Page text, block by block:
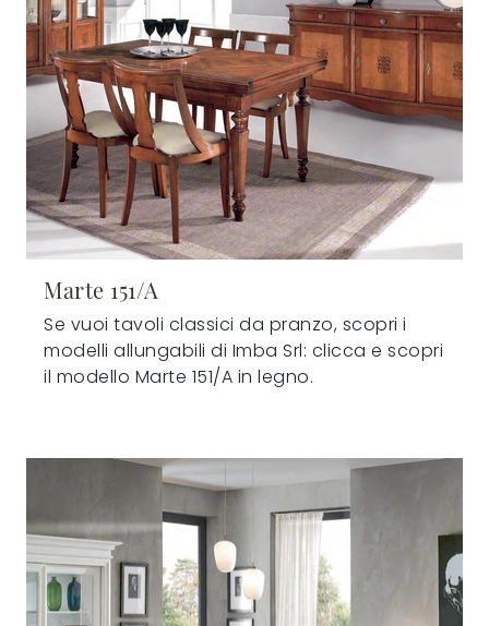
Marte 151/A
Se vuoi tavoli classici da pranzo, scopri i
modelli allungabili di Imba Srl: clicca e scopri
il modello Marte 151/A in legno.